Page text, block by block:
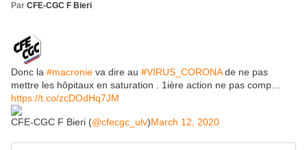
Par CFE-CGC F Bieri
Donc la #macronie va dire au #VIRUS_CORONAde ne pas
mettre les hôpitaux en saturation . 1ière action ne pas comp…
https://t.co/zcDOdHq7JM
CFE-CGC F Bieri (@cfecgc_ulv)March 12, 2020